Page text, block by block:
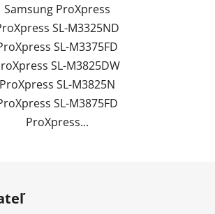
Samsung ProXpress
SL-M3325ND
SL-M3375FD
SL-M3825DW
ProXpress SL-M3825N
SL-M3875FD
ProXpress...